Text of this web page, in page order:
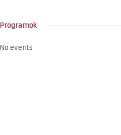
Programok
No events